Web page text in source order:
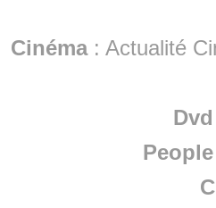
Cinéma: Actualité
Dvd
People